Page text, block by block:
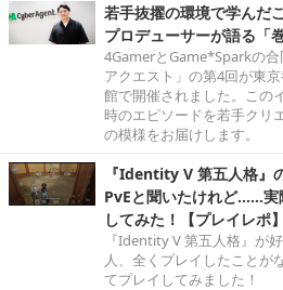
若手抜擢の環境で学ん
プロデューサーが語る「
4GamerとGame*Sparkの
アクエスト」の第4回が東
館で開催されました。この
時のエピソードを若手クリ
の模様をお届けします。
『Identity V 第五人格』
PvEと聞いたけれど……実
してみた！【プレイレポ】
『Identity V 第五人格』が
人、全くプレイしたことが
てプレイしてみました！